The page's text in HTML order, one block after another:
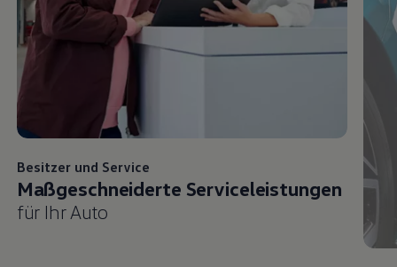
Besitzer und Service
Maßgeschneiderte Serviceleistungen
für Ihr Auto